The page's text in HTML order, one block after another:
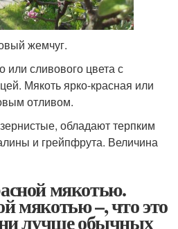
жемчуг.
или сливового цвета с
Мякоть ярко-красная или
отливом.
обладают терпким
и грейпфрута. Величина
мякотью.
мякотью –, что это
лучше обычных